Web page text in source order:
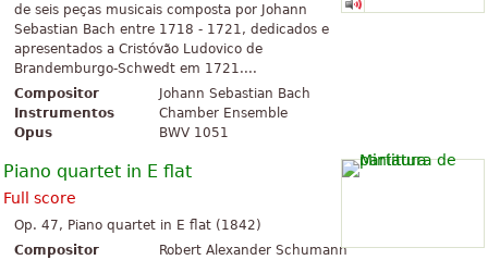
de seis peças musicais composta por Johann
Sebastian Bach entre 1718 - 1721, dedicados e
apresentados a Cristóvão Ludovico de
Brandemburgo-Schwedt em 1721....
Compositor
Johann Sebastian Bach
Instrumentos
Chamber Ensemble
Opus
BWV 1051
Piano quartet in E flat
Full score
Op. 47, Piano quartet in E flat (1842)
Compositor
Robert Alexander Schumann